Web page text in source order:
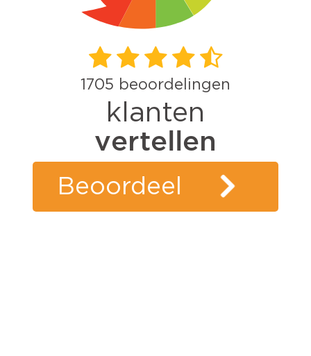
1705 beoordelingen
klanten
vertellen
Beoordeel